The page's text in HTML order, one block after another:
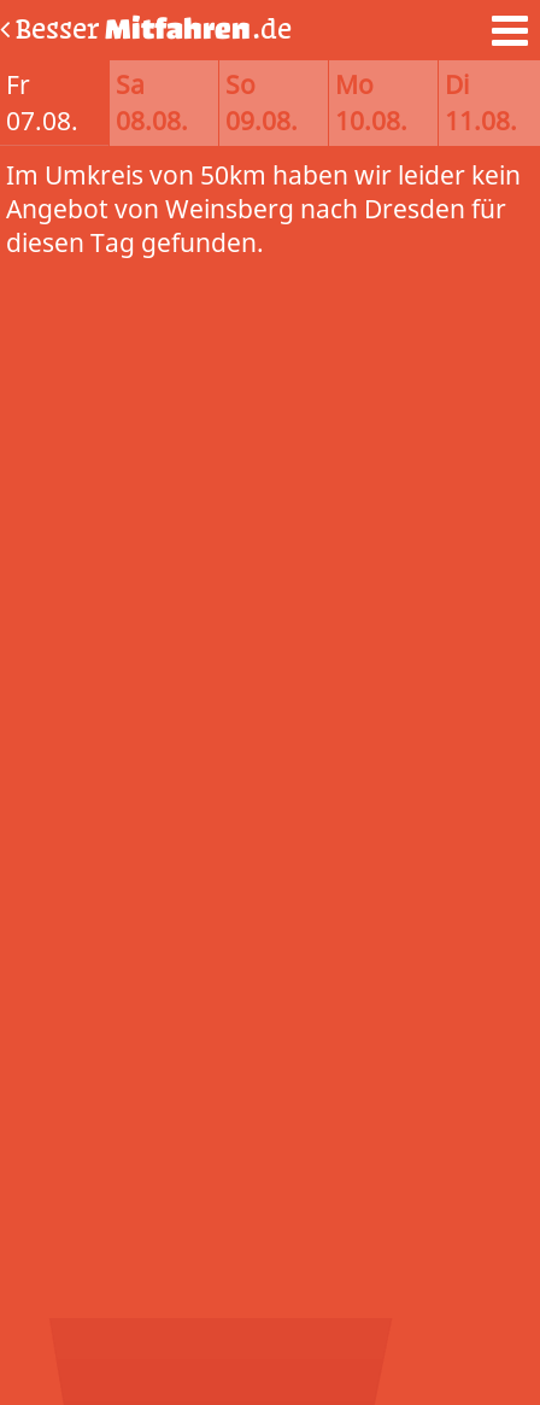
BesserMitfahren.de
Fr
07.08.
Sa
08.08.
So
09.08.
Mo
10.08.
Di
11.08.
Im Umkreis von 50km haben wir leider kein
Angebot von Weinsberg nach Dresden für
diesen Tag gefunden.